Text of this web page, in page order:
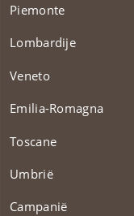
Piemonte
Lombardije
Veneto
Emilia-Romagna
Toscane
Umbrië
Campanië